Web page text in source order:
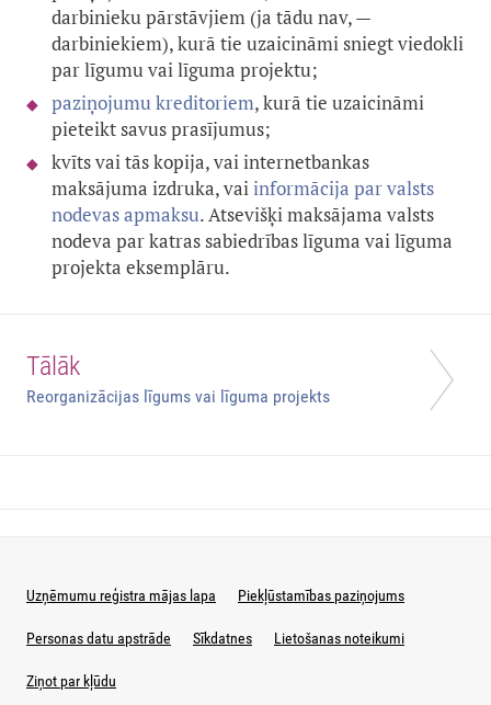
darbinieku pārstāvjiem (ja tādu nav, —
darbiniekiem), kurā tie uzaicināmi sniegt viedokli
par līgumu vai līguma projektu;
paziņojumu kreditoriem, kurā tie uzaicināmi
pieteikt savus prasījumus;
kvīts vai tās kopija, vai internetbankas
maksājuma izdruka, vaiinformācija par valsts
nodevas apmaksu. Atsevišķi maksājama valsts
nodeva par katras sabiedrības līguma vai līguma
projekta eksemplāru.
Tālāk
Reorganizācijas līgums vai līguma projekts
Uzņēmumu reģistra mājas lapa Piekļūstamības paziņojums
Personas datu apstrāde Sīkdatnes Lietošanas noteikumi
Ziņot par kļūdu